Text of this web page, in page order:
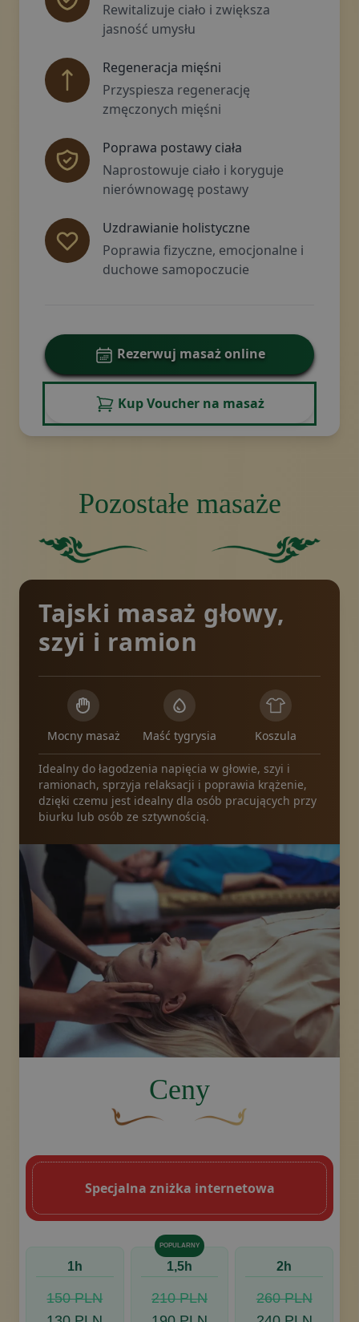
Rewitalizuje ciało i zwiększa
jasność umysłu
Regeneracja mięśni
Przyspiesza regenerację
zmęczonych mięśni
Poprawa postawy ciała
Naprostowuje ciało i koryguje
nierównowagę postawy
Uzdrawianie holistyczne
Poprawia fizyczne, emocjonalne i
duchowe samopoczucie
Rezerwuj masaż online
Kup Voucher na masaż
Pozostałe masaże
Tajski masaż głowy,
szyi i ramion
Mocny masaż Maść tygrysia Koszula
Idealny do łagodzenia napięcia w głowie, szyi i
ramionach, sprzyja relaksacji i poprawia krążenie,
dzięki czemu jest idealny dla osób pracujących przy
biurku lub osób ze sztywnością.
Ceny
Specjalna zniżka internetowa
1h
150 PLN
POPULARNY
1,5h
210 PLN
2h
260 PLN